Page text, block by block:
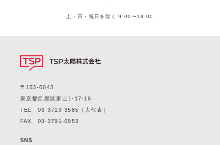
土・日・祝日を除く 9:00〜18:00
〒153-0043
東京都目黒区東山1-17-16
TEL 03-3719-3585
（大代表）
FAX 03-3791-0953
SNS